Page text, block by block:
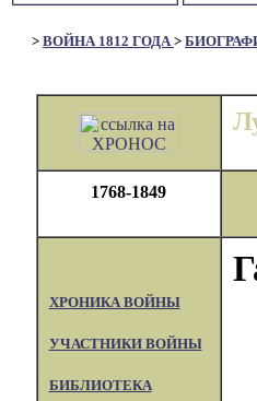
> ВОЙНА 1812 ГОДА>
1768-1849
ХРОНИКА ВОЙНЫ
УЧАСТНИКИ ВОЙНЫ
БИБЛИОТЕКА